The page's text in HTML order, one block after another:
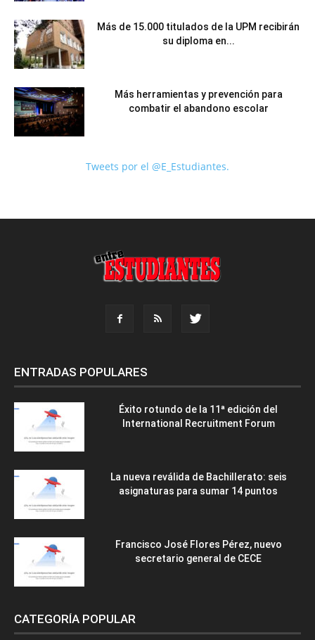
Más de 15.000 titulados de la UPM recibirán
su diploma en...
Más herramientas y prevención para
combatir el abandono escolar
Tweets por el @E_Estudiantes.
ENTRADAS POPULARES
Éxito rotundo de la 11ª edición del
International Recruitment Forum
La nueva reválida de Bachillerato: seis
asignaturas para sumar 14 puntos
Francisco José Flores Pérez, nuevo
secretario general de CECE
CATEGORÍA POPULAR